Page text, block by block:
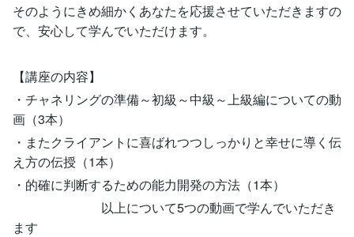
そのようにきめ細かくあなたを応援させていただきますの
で、安心して学んでいただけます。
【講座の内容】
・チャネリングの準備～初級～中級～上級編についての動
画（3本）
・またクライアントに喜ばれつつしっかりと幸せに導く伝
え方の伝授（1本）
・的確に判断するための能力開発の方法（1本）
以上について5つの動画で学んでいただき
ます